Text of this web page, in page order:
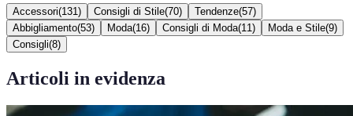
Accessori(131 ) Consigli di Stile(70) Tendenze(57)
Abbigliamento(53) Moda(16) Consigli di Moda(11 ) Moda e Stile(9)
Consigli(8)
Articoli in evidenza